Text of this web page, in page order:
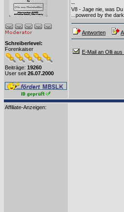
Schreiberlevel:
Forenkaiser
Beiträge: 19260
User seit 26.07.2000
--
V8 - Jage nie, was
...powered by the
Antworten
E-Mail an Olli
Affiliate-Anzeigen: